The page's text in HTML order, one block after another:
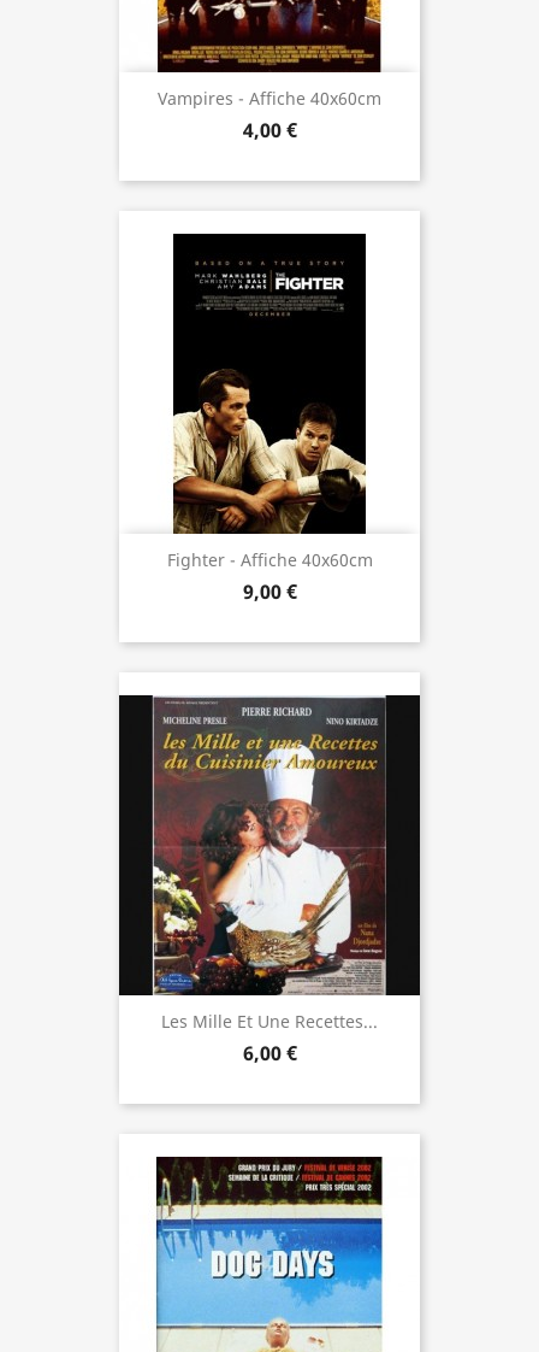
Vampires - Affiche 40x60cm
4,00 €
Fighter - Affiche 40x60cm
9,00 €
Les Mille Et Une Recettes...
6,00 €